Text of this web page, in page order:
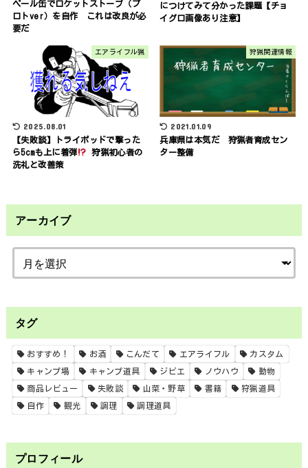
ペール缶でロケットストーブ（プ
ロトver）を自作 これは改良が必
要だ
につけてみて分かった課題【チョ
イグロ画像あり注意】
エアライフル猟
2025.08.01
【失敗談】トライポッドで撃った
ら5cmも上に着弾
狩猟初心者の
洗礼と改善策
狩猟関連情報
2021.01.09
兵庫県は本気だ 狩猟者育成セン
ター整備
アーカイブ
タグ
おすすめ！ お酒 こんだて エアライフル カスタム
キャンプ場 キャンプ道具 ジビエ ノウハウ 動物
商品レビュー 失敗談 山菜・野草 書籍 狩猟道具
自作 観光 調理 調理道具
プロフィール